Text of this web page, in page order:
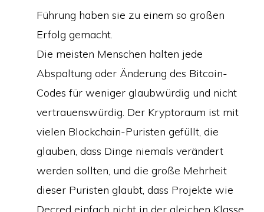
Führung haben sie zu einem so großen
Erfolg gemacht.
Die meisten Menschen halten jede
Abspaltung oder Änderung des Bitcoin-
Codes für weniger glaubwürdig und nicht
vertrauenswürdig. Der Kryptoraum ist mit
vielen Blockchain-Puristen gefüllt, die
glauben, dass Dinge niemals verändert
werden sollten, und die große Mehrheit
dieser Puristen glaubt, dass Projekte wie